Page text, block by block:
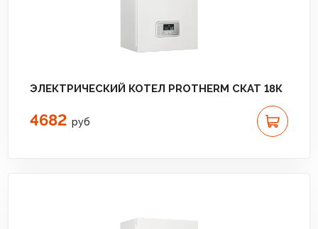
ЭЛЕКТРИЧЕСКИЙ КОТЕЛ PROTHERM СКАТ 18К
4682 руб